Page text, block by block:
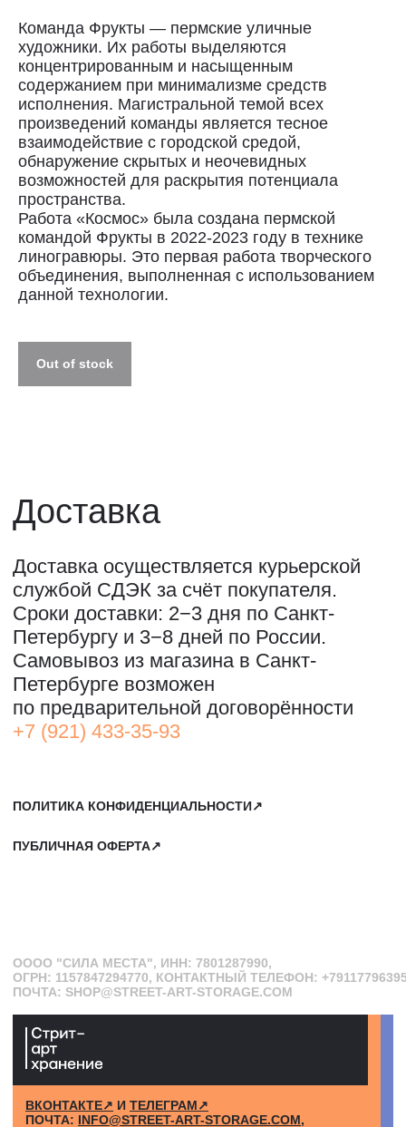
Команда Фрукты — пермские уличные
художники. Их работы выделяются
концентрированным и насыщенным
содержанием при минимализме средств
исполнения. Магистральной темой всех
произведений команды является тесное
взаимодействие с городской средой,
обнаружение скрытых и неочевидных
возможностей для раскрытия потенциала
пространства.
Работа «Космос» была создана пермской
командой Фрукты в 2022-2023 году в технике
линогравюры. Это первая работа творческого
объединения, выполненная с использованием
данной технологии.
Out of stock
Доставка осуществляется курьерской
службой СДЭК за счёт покупателя.
Сроки доставки: 2−3 дня по Санкт-
Петербургу и 3−8 дней по России.
Самовывоз из магазина в Санкт-
Петербурге возможен
по предварительной договорённости
+7 (921) 433-35-93
Доставка
САНКТ-ПЕТЕРБУРГ, СЕВКАБЕЛЬ ПОРТ
КОЖЕВЕННАЯ УЛИЦА, 40Е
2-Й ЭТАЖ, ДОМОФОН 19#
ВКОНТАКТЕ↗
ДЛЯ ЗАПИСИ НА ЭКСКУРСИИ:+7 921 433-35-93
ПО ВОПРОСАМ ПРИОБРЕТЕНИЯ ИСКУССТВА:
+7 911 779-63-95